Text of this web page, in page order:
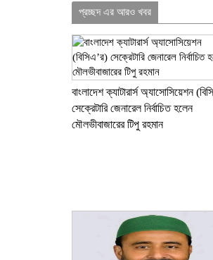
প্রচ্ছদ এর আরও খবর
বাংলাদেশ ক্যাটারার্স অ্যাসোসিয়েশন
সেক্রেটারি জেনারেল নির্বাচিত হলেন
মৌলভীবাজারের টিপু রহমান